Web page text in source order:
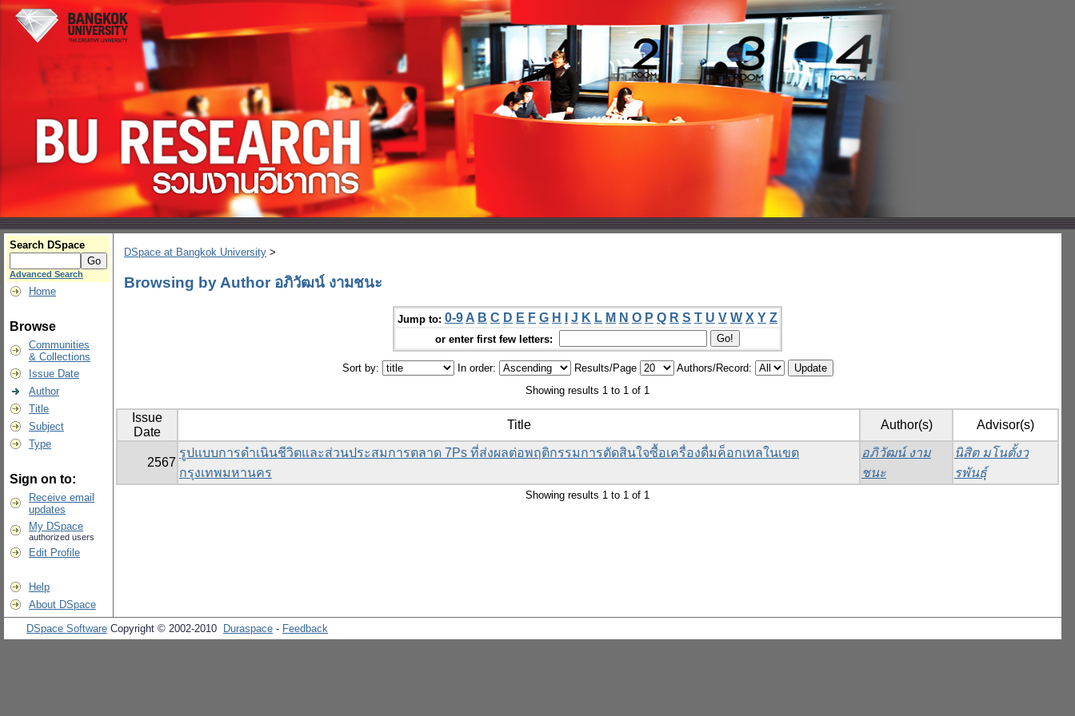
Search DSpace
Advanced Search
Home
Browse
Communities
& Collections
Issue Date
Author
Title
Subject
Type
Sign on to:
Receive email
updates
My DSpace
authorized users
Edit Profile
Help
About DSpace
DSpace at Bangkok University >
Browsing by Author อภิวัฒน์ งามชนะ
Jump to: 0-9 A B C D E F G H J K L M N O P Q R S T U V W X Y Z
or enter first few letters:
Sort by: In order: Results/Page
Authors/Record:
Showing results 1 to 1 of 1
Issue
Date
Title Author(s) Advisor(s)
2567
รูปแบบการดำเนินชีวิตและส่วนประสมการตลาด 7Ps ที่ส่งผลต่อพฤติกรรมการตัดสินใจซื้อเครื่องดื่มค็อกเทลในเขต
กรุงเทพมหานคร
อภิวัฒน์ งาม
ชนะ
นิสิต มโนตั้งว
รพันธุ์
Showing results 1 to 1 of 1
DSpace Software Copyright © 2002-2010 Duraspace - Feedback